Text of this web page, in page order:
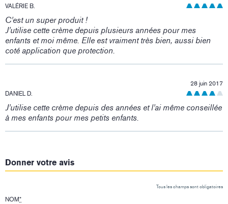
VALÉRIE B.
C'est un super produit !
J'utilise cette crème depuis plusieurs années pour mes
enfants et moi même. Elle est vraiment très bien, aussi bien
coté application que protection.
DANIEL D.
28 juin 2017
J'utilise cette crème depuis des années et l'ai même conseillée
à mes enfants pour mes petits enfants.
Donner votre avis
Tous les champs sont obligatoires
NOM*